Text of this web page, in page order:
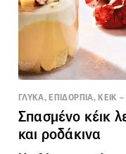
ΓΛΥΚΑ, ΕΠΙΔΟΡΠΙΑ, ΚΕΙΚ
Σπασμένο κέικ
και ροδάκινα